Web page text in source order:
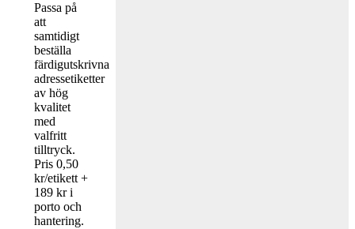
Passa på
att
samtidigt
beställa
färdigutskrivna
adressetiketter
av hög
kvalitet
med
valfritt
tilltryck.
Pris 0,50
kr/etikett +
189 kr i
porto och
hantering.